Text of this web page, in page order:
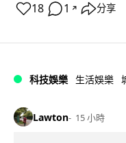
18 1 ↗ 分享
科技娛樂 生活娛樂
Lawton 15 小時